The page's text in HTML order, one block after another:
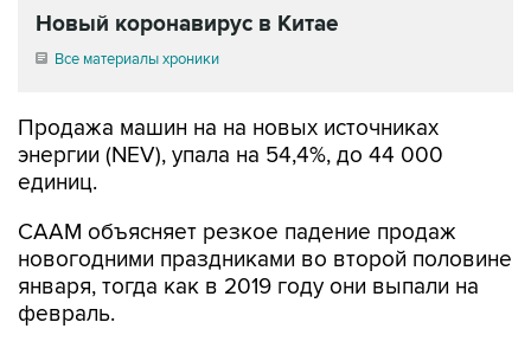
Новый коронавирус в Китае
Все материалы хроники
Продажа машин на на новых источниках
энергии (NEV), упала на 54,4%, до 44 000
единиц.
CAAM объясняет резкое падение продаж
новогодними праздниками во второй половине
января, тогда как в 2019 году они выпали на
февраль.